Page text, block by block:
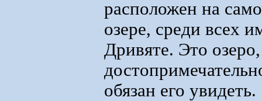
расположен на
озере, среди всех
Дривяте. Это
обязан его увидеть.